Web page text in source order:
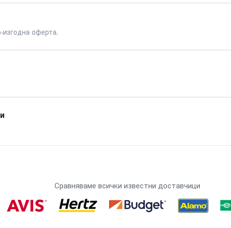
оферта.
Сравняваме всички известни доставчици